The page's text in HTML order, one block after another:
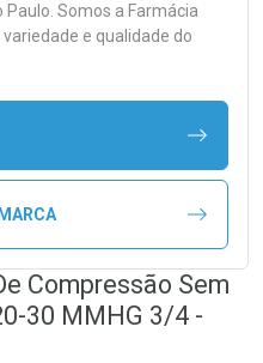
Paulo. Somos a Farmácia
e qualidade do
Compressão Sem
30 MMHG 3/4 -